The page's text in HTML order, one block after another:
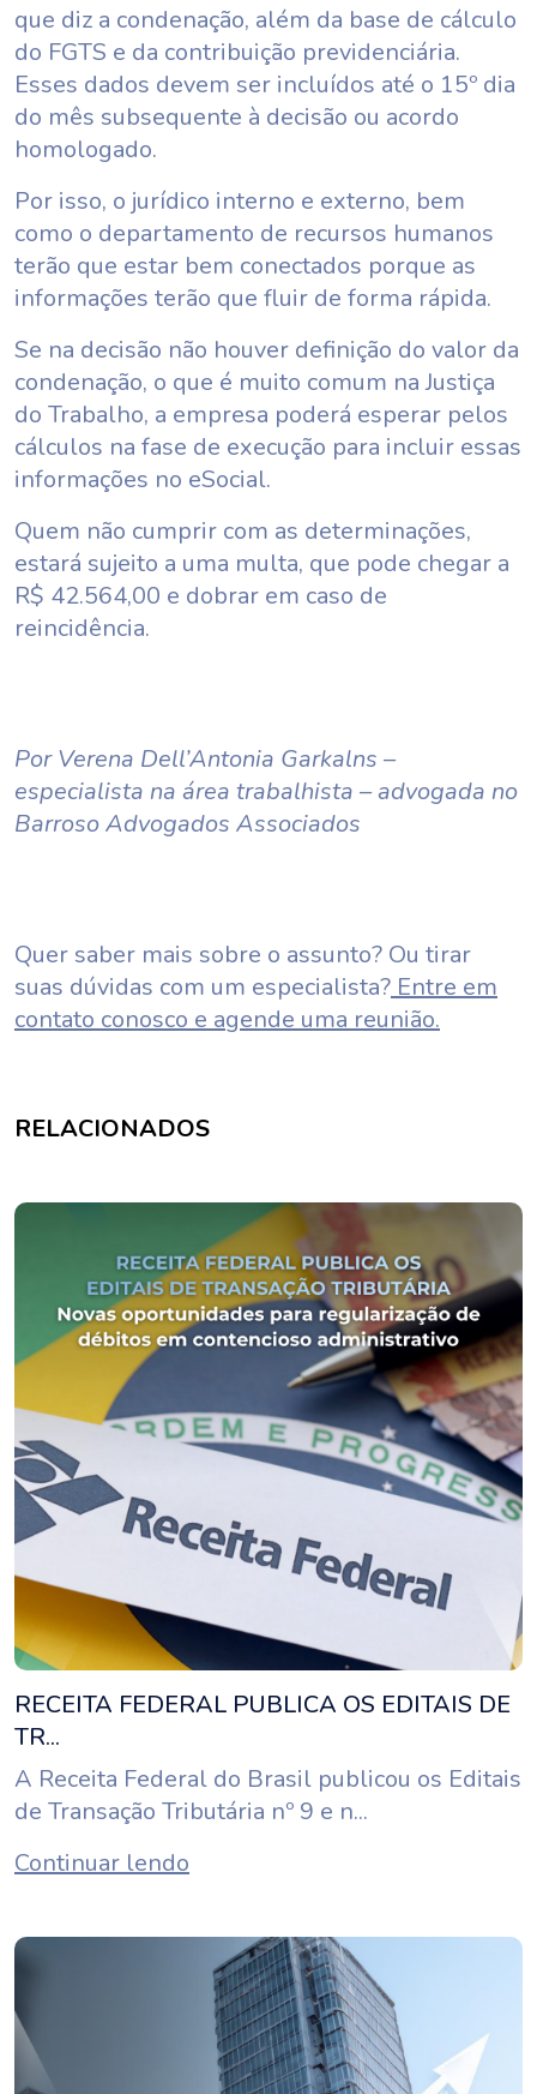
que diz a condenação, além da base de cálculo
do FGTS e da contribuição previdenciária.
Esses dados devem ser incluídos até o 15º dia
do mês subsequente à decisão ou acordo
homologado.
Por isso, o jurídico interno e externo, bem
como o departamento de recursos humanos
terão que estar bem conectados porque as
informações terão que fluir de forma rápida.
Se na decisão não houver definição do valor da
condenação, o que é muito comum na Justiça
do Trabalho, a empresa poderá esperar pelos
cálculos na fase de execução para incluir essas
informações no eSocial.
Quem não cumprir com as determinações,
estará sujeito a uma multa, que pode chegar a
R$ 42.564,00 e dobrar em caso de
reincidência.
Por Verena Dell’Antonia Garkalns –
especialista na área trabalhista – advogada no
Barroso Advogados Associados
Quer saber mais sobre o assunto? Ou tirar
suas dúvidas com um especialista? Entre em
contato conosco e agende uma reunião.
RELACIONADOS
RECEITA FEDERAL PUBLICA OS EDITAIS DE
TR...
A Receita Federal do Brasil publicou os Editais
de Transação Tributária nº 9 e n...
Continuar lendo